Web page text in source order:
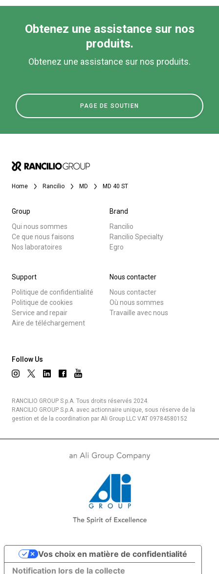
Obtenez une assistance sur nos
produits.
Obtenez une assistance sur nos produits.
PAGE DE SOUTIEN
Home Rancilio MD MD 40 ST
Group
Qui nous sommes
Ce que nous faisons
Nos laboratoires
Brand
Rancilio
Rancilio Specialty
Egro
Support
Politique de confidentialité
Politique de cookies
Service and repair
Aire de téléchargement
Nous contacter
Nous contacter
Où nous sommes
Travaille avec nous
Follow Us
RANCILIO GROUP S.p.A. Tous droits réservés 2024.
RANCILIO GROUP S.p.A. avec actionnaire unique, sous réserve de la
gestion et de la coordination par Ali Group LLC VAT 09784580152
Notification lors de la collecte
Vos choix en matière de confidentialité